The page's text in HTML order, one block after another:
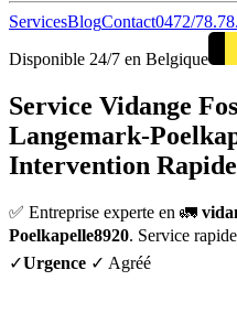
ServicesBlogContact0472/
Disponible 24/7 en Belgique
Service Vidange
Langemark-
Intervention
✅ Entreprise experte en 🚛
Poelkapelle8920. Service
✓Urgence ✓ Agréé